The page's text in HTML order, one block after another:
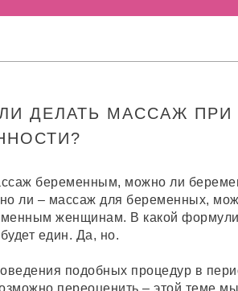
ДЕЛАТЬ МАССАЖ ПРИ
беременным, можно ли
ли – массаж для беременных,
женщинам. В какой
един. Да, но.
подобных процедур в
переоценить – этой теме